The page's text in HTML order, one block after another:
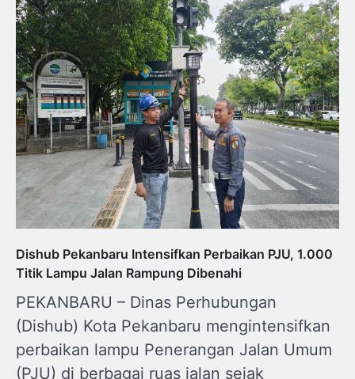
Dishub Pekanbaru Intensifkan Perbaikan PJU, 1.000
Titik Lampu Jalan Rampung Dibenahi
PEKANBARU – Dinas Perhubungan
(Dishub) Kota Pekanbaru mengintensifkan
perbaikan lampu Penerangan Jalan Umum
(PJU) di berbagai ruas jalan sejak